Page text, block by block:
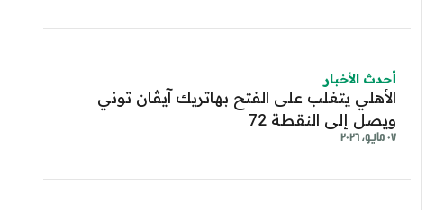
أحدث الأخبار
الأهلي يتغلب على الفتح بهاتريك آيڤان توني
ويصل إلى النقطة 72
٠٧ مايو، ٢٠٢٦